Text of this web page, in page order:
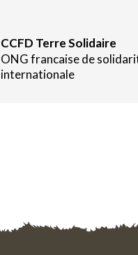
CCFD Terre Solidaire
ONG francaise de
internationale